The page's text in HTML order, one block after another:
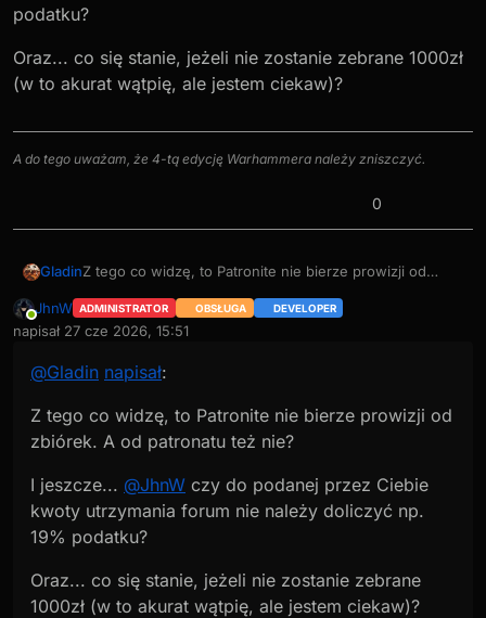
podatku?
Oraz... co się stanie, jeżeli nie zostanie zebrane 1000zł
(w to akurat wątpię, ale jestem ciekaw)?
A do tego uważam, że 4-tą edycję Warhammera należy zniszczyć.
0
GladinZ tego co widzę, to Patronite nie bierze prowizji od
I jeszcze...@ JhnWczy do podanej przez Ciebie kwoty
utrzymania forum nie należy doliczyć np. 19% podatku?
(w to akurat wątpię, ale jestem ciekaw)?
Online
JhnW ADMINISTRATOR OBSŁUGA DEVELOPER
napisał 27 cze 2026, 15:51
ostatnio edytowany przez
@Gladin napisał:
Z tego co widzę, to Patronite nie bierze prowizji od
zbiórek. A od patronatu też nie?
I jeszcze... @JhnW czy do podanej przez Ciebie
kwoty utrzymania forum nie należy doliczyć np.
19% podatku?
Oraz... co się stanie, jeżeli nie zostanie zebrane
1000zł (w to akurat wątpię, ale jestem ciekaw)?